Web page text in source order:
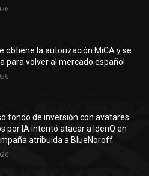
obtiene la autorización MiCA y se
para volver al mercado español
fondo de inversión con avatares
por IA intentó atacar a IdenQ en
atribuida a BlueNoroff